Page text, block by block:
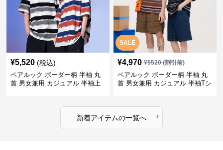
¥5,520 (税込)
ペアルック ボーダー柄 半袖 丸
首 男女兼用 カジュアル 半袖上
SALE
¥4,970 ¥5520(割引前)
ペアルック ボーダー柄 半袖 丸
首 男女兼用 カジュアル 半袖Tシ
新着アイテムの一覧へ ›